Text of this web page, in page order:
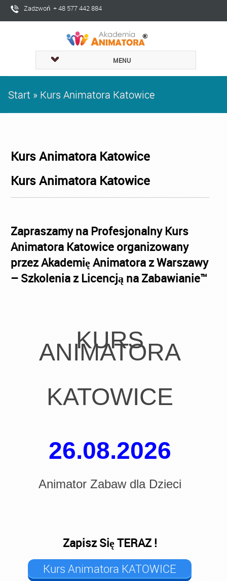
Zadzwoń + 48 577 442 884
MENU
Start » Kurs Animatora Katowice
Kurs Animatora Katowice
Kurs Animatora Katowice
Zapraszamy na Profesjonalny Kurs
Animatora Katowice organizowany
przez Akademię Animatora z Warszawy
– Szkolenia z Licencją na Zabawianie™
KURS
ANIMATORA
KATOWICE
26.08.2026
Animator Zabaw dla Dzieci
Zapisz Się TERAZ !
Kurs Animatora KATOWICE